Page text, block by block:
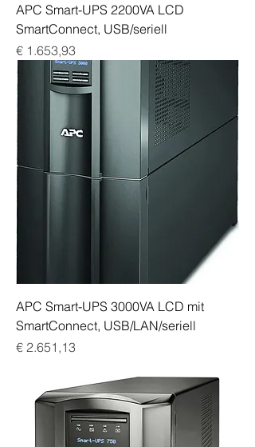
APC Smart-UPS 2200VA LCD
SmartConnect, USB/seriell
Preis
€ 1.653,93
APC Smart-UPS 3000VA LCD mit
SmartConnect, USB/LAN/seriell
Preis
€ 2.651,13